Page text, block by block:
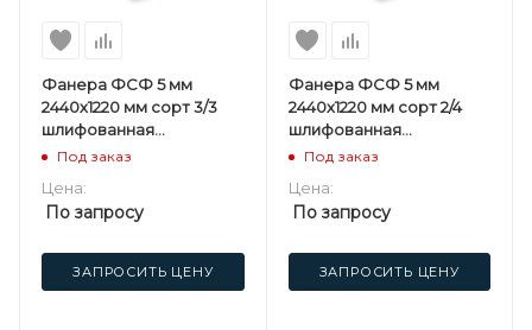
Фанера ФСФ 5 мм
2440х1220 мм сорт 3/3
шлифованная
березовая
Под заказ
Цена:
По запросу
ЗАПРОСИТЬ ЦЕНУ
Фанера ФСФ 5 мм
2440х1220 мм сорт 2/4
шлифованная
березовая
Под заказ
Цена:
По запросу
ЗАПРОСИТЬ ЦЕНУ